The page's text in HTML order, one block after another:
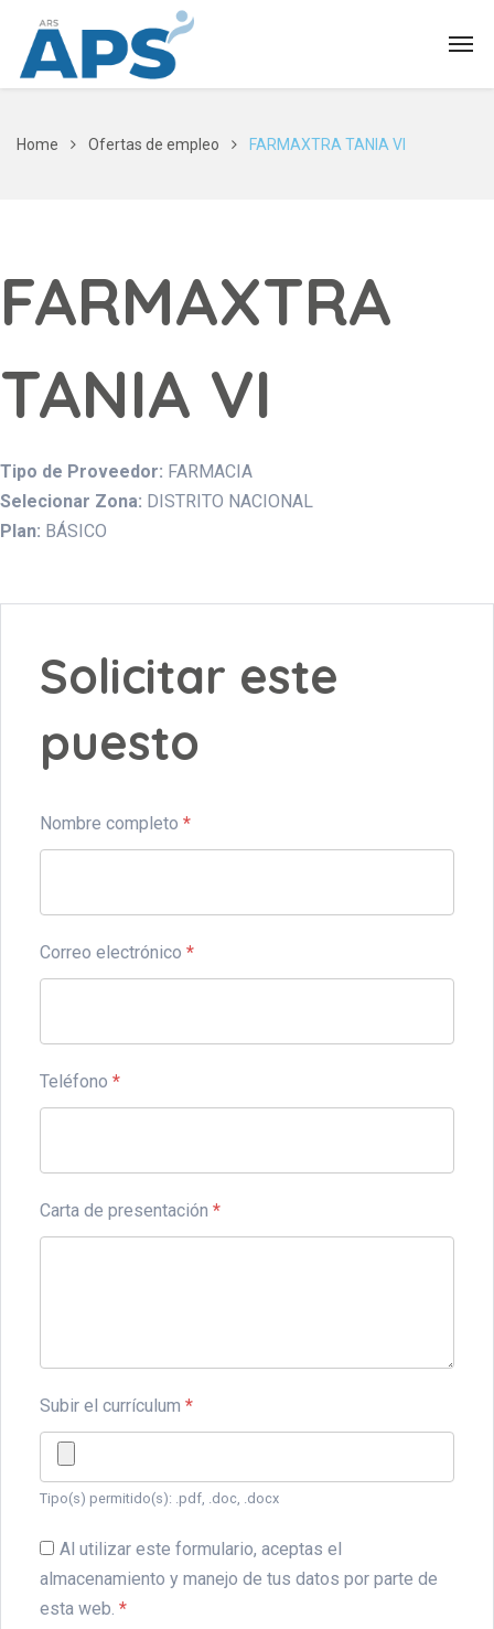
Home Ofertas de empleo FARMAXTRA TANIA VI
FARMAXTRA
TANIA VI
Tipo de Proveedor: FARMACIA
Selecionar Zona: DISTRITO NACIONAL
Plan: BÁSICO
Solicitar este
puesto
Nombre completo *
Correo electrónico *
Teléfono *
Carta de presentación *
Subir el currículum *
Tipo(s) permitido(s): .pdf, .doc, .docx
Al utilizar este formulario, aceptas el
almacenamiento y manejo de tus datos por parte de
esta web. *